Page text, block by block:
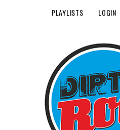
PLAYLISTS LOGIN